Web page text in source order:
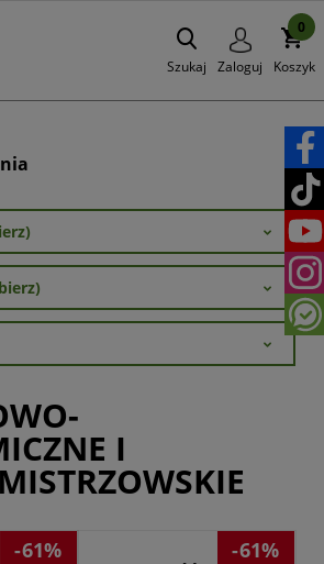
Szukaj Zaloguj Koszyk
0
I
-61% -61%